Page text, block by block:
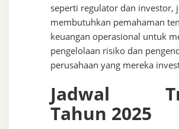
seperti regulator dan investor,
membutuhkan pemahaman
keuangan operasional untuk
pengelolaan risiko dan
perusahaan yang mereka
Jadwal
Tahun 2025